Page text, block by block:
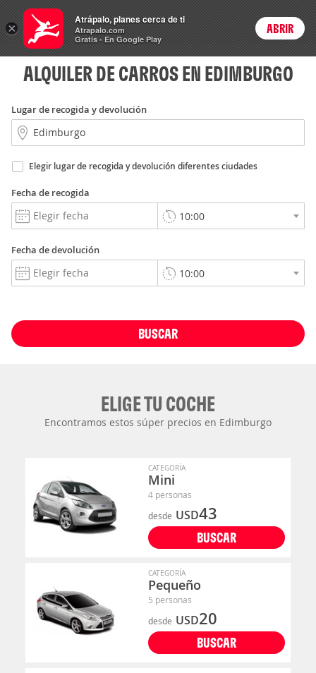
Rent
a Car Login
ALQUILER DE CARROS EN EDIMBURGO
Lugar de recogida y devolución
Elegir lugar de recogida y devolución diferentes ciudades
Fecha de recogida
Fecha de devolución
BUSCAR
ELIGE TU COCHE
Encontramos estos súper precios en Edimburgo
CATEGORÍA
Mini
4 personas
desde USD43
BUSCAR
CATEGORÍA
Pequeño
5 personas
desde USD20
BUSCAR
×
Atrápalo, planes cerca de ti
Atrapalo.com
Gratis - En Google Play
ABRIR